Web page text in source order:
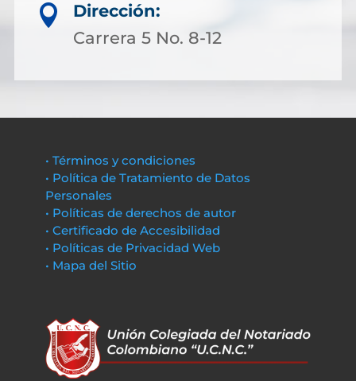

Dirección:
Carrera 5 No. 8-12
• Términos y condiciones
• Política de Tratamiento de Datos
Personales
• Políticas de derechos de autor
• Certificado de Accesibilidad
• Políticas de Privacidad Web
• Mapa del Sitio